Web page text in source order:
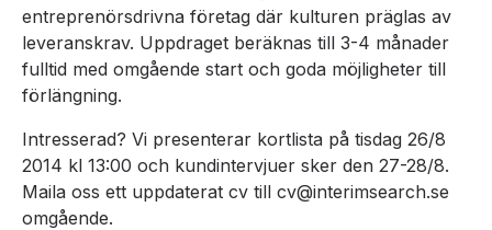
entreprenörsdrivna företag där kulturen präglas av
leveranskrav. Uppdraget beräknas till 3-4 månader
fulltid med omgående start och goda möjligheter till
förlängning.
Intresserad? Vi presenterar kortlista på tisdag 26/8
2014 kl 13:00 och kundintervjuer sker den 27-28/8.
Maila oss ett uppdaterat cv till cv@interimsearch.se
omgående.